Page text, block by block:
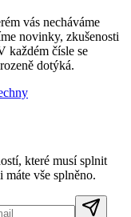
vás necháváme
novinky, zkušenosti
každém čísle se
dotýká.
které musí splnit
vše splněno.